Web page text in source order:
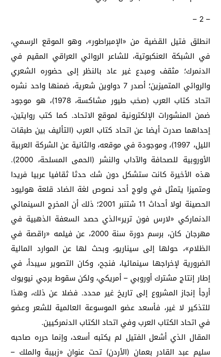
– 2 –
انطلق فتيل القضية من «الإمبراطور»، وهو الموقع الرسمي،
في الشبكة العنكبوتية، للشاعر الروائي العراقي المقيم في
الدنمرك؛ مثقف ومبدع غير عاد بالنظر إلى حضوره الشعري
والروائي المتميزين؛ أصدر 7 دواوين شعرية، ضمنها واحد نشره
اتحاد كتاب العرب (صخب طيور مشاكسة، 1978)، هو موجود
ضمن المنشورات الإلكترونية لموقع الاتحاد. كما كتب روايتين،
إحداهما صدرت أيضا عن اتحاد كتاب العرب (التأليف بين طبقات
الليل، 1997)، وموجودة في موقعه، والثانية عن الشركة العربية
الأوروبية للصحافة والآداب والنشر (الحمى المسلحة، 2000).
هذه الأخيرة كانت ستشكل دون شك حدثا ثقافيا عربيا فريدا
ومتميزا يتمثل في ولوج أحد نصوص لغة الضاد قلعة هوليود
الحصينة لولا أحداث 11 شتنبر 2001؛ ذلك أن المخرج السينمائي
الدنماركي «لارس فون ترير»الذي حصد السعفة الذهبية في
مهرجان كان، برسم دورة سنة 2000، عن فيلمه «راقصة في
الظلام»، حولها إلى سيناريو، وبحث لها عن الموارد المالية
الضرورية لإخراجها سينمائيا، فنجح، وكان التصوير سيبدأ، في
إطار إنتاج مشترك أوروبي – أمريكي، ولكن سقوط برجي نيويوك
أرجأ إنجاز المشروع إلى تاريخ غير محدد. فضلا عن ذلك، وهذا
للتذكير لا غير، فأسعد عضو الموسوعة العالمية للشعر وعضو
في اتحاد الكتاب العرب وفي اتحاد الكتاب الدنمركيين.
المقال الذي أشعل الفتيل لم يكتبه أسعد، وإنما حرره صاحبه
سليم عبد القادر بعمان (الأردن) تحت عنوان «زبيبة والملك –